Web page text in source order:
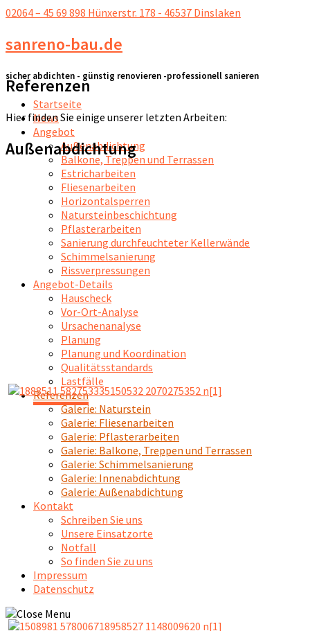
02064 – 45 69 898 Hünxerstr. 178 - 46537 Dinslaken
sanreno-bau.de
sicher abdichten - günstig renovieren -professionell sanieren
Startseite
News
Angebot
Außenabdichtung
Balkone, Treppen und Terrassen
Estricharbeiten
Fliesenarbeiten
Horizontalsperren
Natursteinbeschichtung
Pflasterarbeiten
Sanierung durchfeuchteter Kellerwände
Schimmelsanierung
Rissverpressungen
Angebot-Details
Hauscheck
Vor-Ort-Analyse
Ursachenanalyse
Planung
Planung und Koordination
Qualitätsstandards
Lastfälle
Referenzen
Galerie: Naturstein
Galerie: Fliesenarbeiten
Galerie: Pflasterarbeiten
Galerie: Balkone, Treppen und Terrassen
Galerie: Schimmelsanierung
Galerie: Innenabdichtung
Galerie: Außenabdichtung
Kontakt
Schreiben Sie uns
Unsere Einsatzorte
Notfall
So finden Sie zu uns
Impressum
Datenschutz
Referenzen
Hier finden Sie einige unserer letzten Arbeiten:
Außenabdichtung